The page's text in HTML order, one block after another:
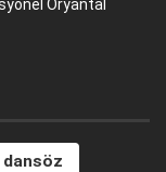
Oryantal
dansöz